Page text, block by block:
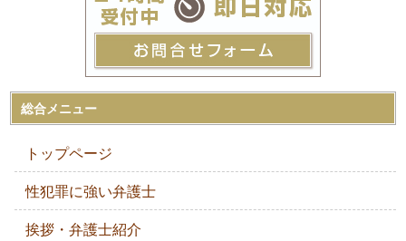
総合メニュー
トップページ
性犯罪に強い弁護士
挨拶・弁護士紹介